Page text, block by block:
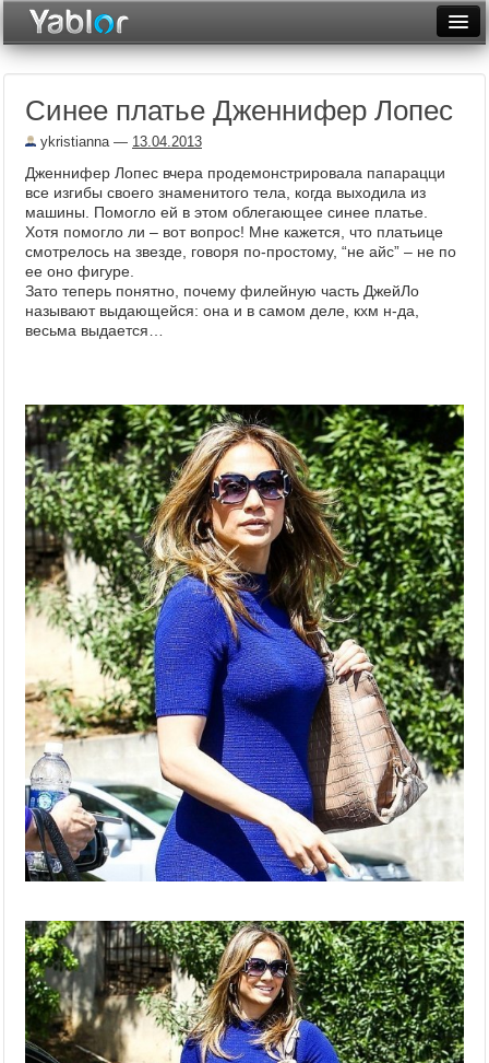
Неделя
Рейтинги
Архив
Фототоп
Синее платье Дженнифер Лопес
ykristianna— 13.04.2013
Дженнифер Лопес вчера продемонстрировала папарацци
все изгибы своего знаменитого тела, когда выходила из
машины. Помогло ей в этом облегающее синее платье.
Хотя помогло ли – вот вопрос! Мне кажется, что платьице
смотрелось на звезде, говоря по-простому, “не айс” – не по
ее оно фигуре.
Зато теперь понятно, почему филейную часть ДжейЛо
называют выдающейся: она и в самом деле, кхм н-да,
весьма выдается…